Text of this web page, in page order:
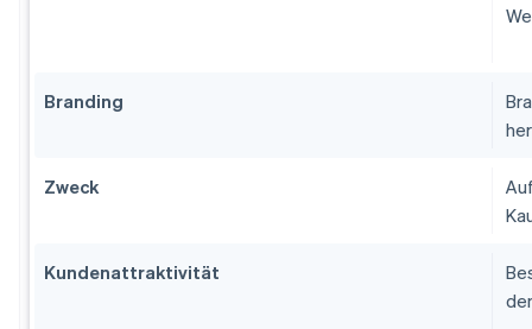
Branding
Zweck
Kundenattraktivität